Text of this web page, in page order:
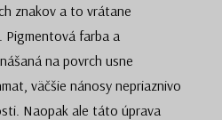
znakov a to vrátane
farba a
na povrch usne
väčšie nánosy nepriaznivo
Naopak ale táto úprava